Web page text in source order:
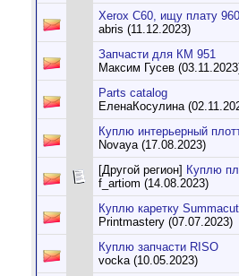
Xerox С60, ищу плату
abris (11.12.2023)
Запчасти для КМ 951
Максим Гусев
Parts catalog
ЕленаКосулина
Куплю интерьерный
Novaya (17.08.2023)
[Другой регион] Куплю
f_artiom (14.08.2023)
Куплю каретку
Printmastery (07.07.2023)
Куплю запчасти RISO
vocka (10.05.2023)